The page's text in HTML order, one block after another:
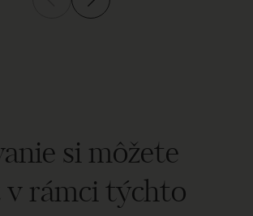
si môžete
rámci týchto